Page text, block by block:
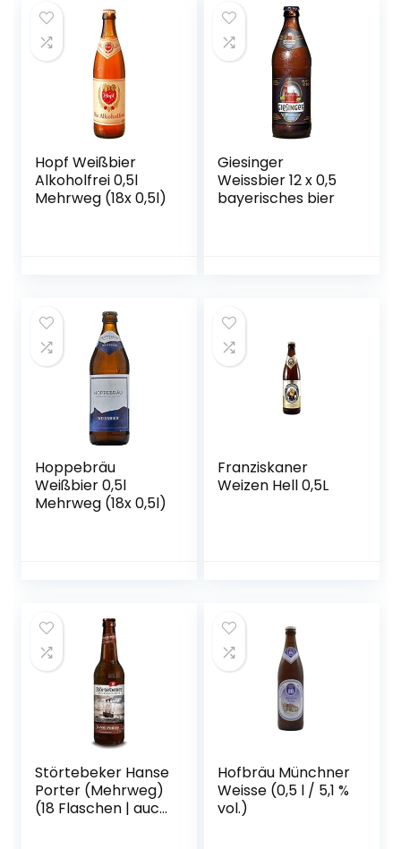
Hopf Weißbier
Alkoholfrei 0,5l
Mehrweg (18x 0,5l)
Giesinger
Weissbier 12 x 0,5
bayerisches bier
Hoppebräu
Weißbier 0,5l
Mehrweg (18x 0,5l)
Franziskaner
Weizen Hell 0,5L
Störtebeker Hanse
Porter (Mehrweg)
(18 Flaschen | auch
Hofbräu Münchner
Weisse (0,5 l / 5,1 %
vol.)